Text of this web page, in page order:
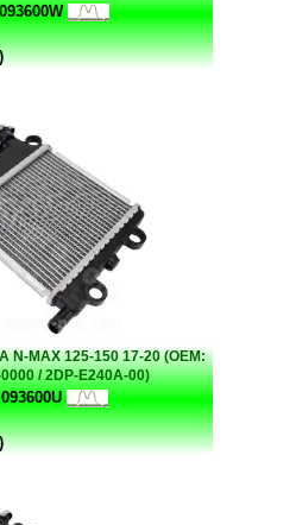
N-MAX 125-150 17-20 (OEM:
/ 2DP-E240A-00)